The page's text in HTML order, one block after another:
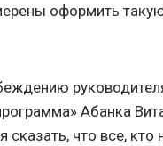
оформить
Абанка
сказать, что все, кто